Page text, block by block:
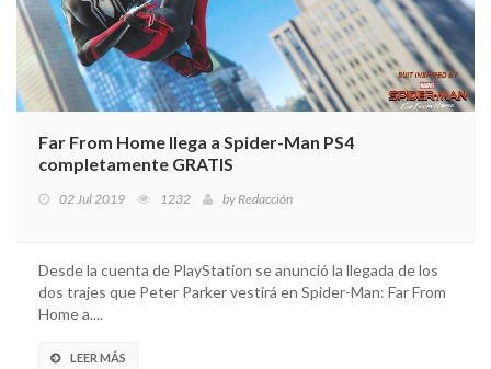
Far From Home llega a Spider-Man PS4
completamente GRATIS
02 Jul 2019 1232 byRedacción
Desde la cuenta de PlayStation se anunció la llegada de los
dos trajes que Peter Parker vestirá en Spider-Man: Far From
Home a....
LEER MÁS